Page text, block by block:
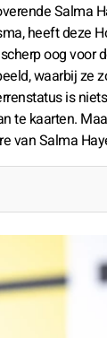
Salma
heeft deze
oog voor
waarbij ze
is
te kaarten.
van Salma